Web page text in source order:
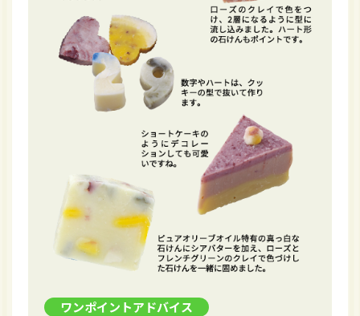
ワンポイントアドバイス